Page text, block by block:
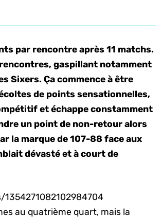
par rencontre après 11 matchs.
gaspillant notamment
Sixers. Ça commence à être
de points sensationnelles,
et échappe constamment
un point de non-retour alors
la marque de 107-88 face aux
dévasté et à court de
au quatrième quart, mais la